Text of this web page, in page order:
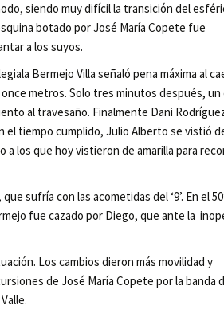
siendo muy difícil la transición del
botado por José María Copete fue
a los suyos.
Bermejo Villa señaló pena máxima al
metros. Solo tres minutos después,
al travesaño. Finalmente Dani
el tiempo cumplido, Julio Alberto se vistió
los que hoy vistieron de amarilla para
sufría con las acometidas del ‘9’. En el
fue cazado por Diego, que ante la
Los cambios dieron más movilidad y
de José María Copete por la banda